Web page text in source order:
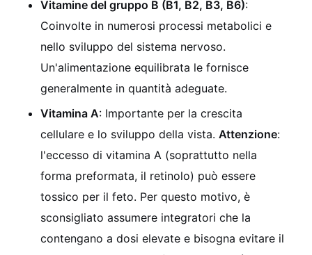
Vitamine del gruppo B (B1, B2, B3, B6):
Coinvolte in numerosi processi metabolici e
nello sviluppo del sistema nervoso.
Un'alimentazione equilibrata le fornisce
generalmente in quantità adeguate.
Vitamina A: Importante per la crescita
cellulare e lo sviluppo della vista. Attenzione:
l'eccesso di vitamina A (soprattutto nella
forma preformata, il retinolo) può essere
tossico per il feto. Per questo motivo, è
sconsigliato assumere integratori che la
contengano a dosi elevate e bisogna evitare il